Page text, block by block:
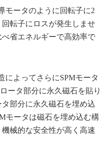
モータのように回転子に2
転子にロスが発生しませ
省エネルギーで高効率で
によってさらにSPMモータ
ータ部分に永久磁石を貼り
部分に永久磁石を埋め込
モータは磁石を埋め込む構
械的な安全性が高く高速